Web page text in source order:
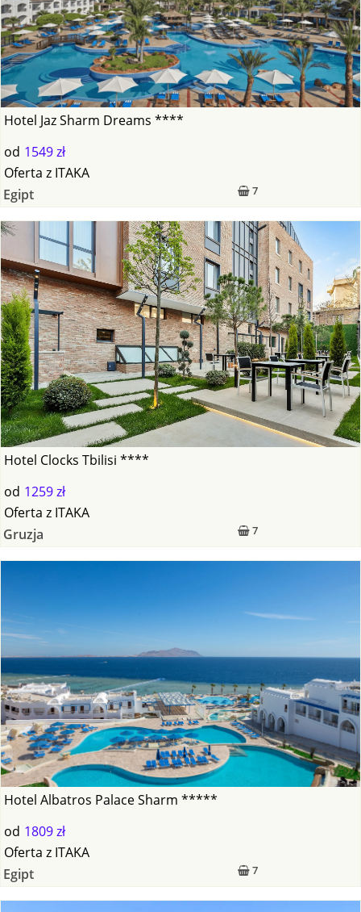
Hotel Jaz Sharm Dreams ****
od 1549 zł
7
Oferta z ITAKA
Egipt
Hotel Clocks Tbilisi ****
od 1259 zł
7
Oferta z ITAKA
Gruzja
Hotel Albatros Palace Sharm *****
od 1809 zł
7
Oferta z ITAKA
Egipt